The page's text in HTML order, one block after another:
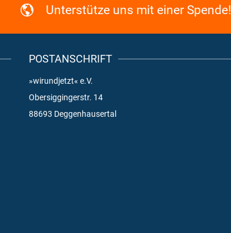
Unterstütze uns mit einer Spende!
POSTANSCHRIFT
»wirundjetzt« e.V.
Obersiggingerstr. 14
88693 Deggenhausertal